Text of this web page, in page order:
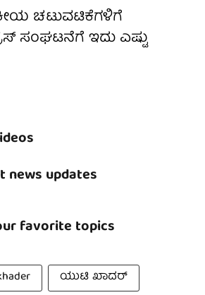
ಚಟುವಟಿಕೆಗಳಿಗೆ
ಸಂಘಟನೆಗೆ ಇದು ಎಷ್ಟು
updates
favorite topics
ಯುಟಿ ಖಾದರ್